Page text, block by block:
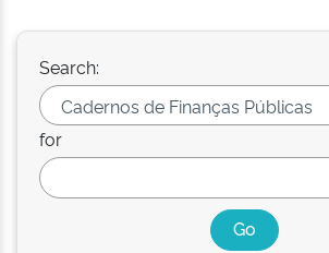
Search:
for